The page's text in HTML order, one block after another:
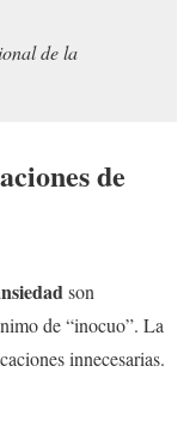
de la
de
son
de “inocuo”. La
innecesarias.